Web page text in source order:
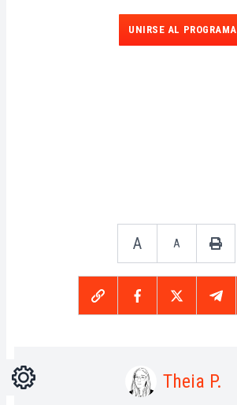
UNIRSE AL PROGRAMA
A A
Theia P.
Ajustes